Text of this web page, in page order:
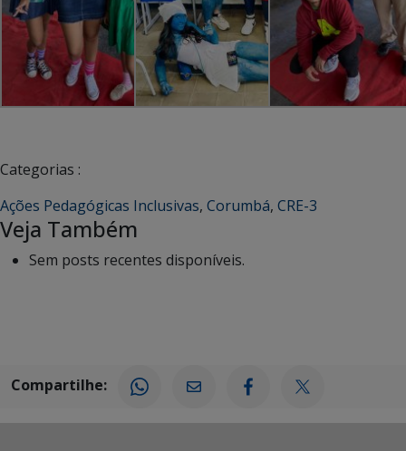
Categorias :
Ações Pedagógicas Inclusivas, Corumbá, CRE-3
Veja Também
Sem posts recentes disponíveis.
Compartilhe: